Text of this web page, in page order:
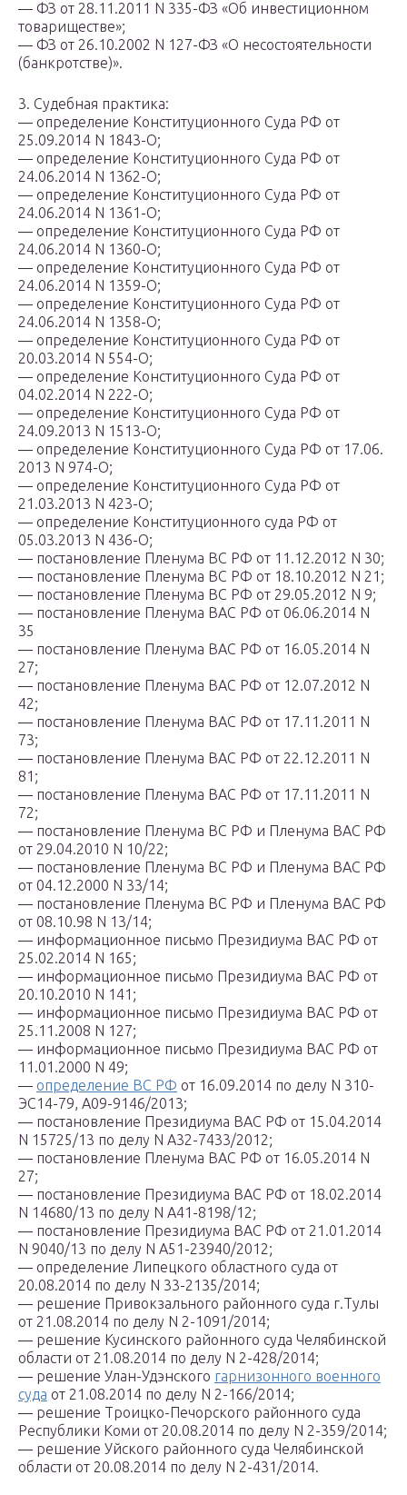
— ФЗ от 28.11.2011 N 335-ФЗ «Об инвестиционном
товариществе»;
— ФЗ от 26.10.2002 N 127-ФЗ «О несостоятельности
(банкротстве)».
3. Судебная практика:
— определение Конституционного Суда РФ от
25.09.2014 N 1843-О;
— определение Конституционного Суда РФ от
24.06.2014 N 1362-О;
— определение Конституционного Суда РФ от
24.06.2014 N 1361-О;
— определение Конституционного Суда РФ от
24.06.2014 N 1360-О;
— определение Конституционного Суда РФ от
24.06.2014 N 1359-О;
— определение Конституционного Суда РФ от
24.06.2014 N 1358-О;
— определение Конституционного Суда РФ от
20.03.2014 N 554-О;
— определение Конституционного Суда РФ от
04.02.2014 N 222-О;
— определение Конституционного Суда РФ от
24.09.2013 N 1513-О;
— определение Конституционного Суда РФ от 17.06.
2013 N 974-О;
— определение Конституционного Суда РФ от
21.03.2013 N 423-О;
— определение Конституционного суда РФ от
05.03.2013 N 436-О;
— постановление Пленума ВС РФ от 11.12.2012 N 30;
— постановление Пленума ВС РФ от 18.10.2012 N 21;
— постановление Пленума ВС РФ от 29.05.2012 N 9;
— постановление Пленума ВАС РФ от 06.06.2014 N
35
— постановление Пленума ВАС РФ от 16.05.2014 N
27;
— постановление Пленума ВАС РФ от 12.07.2012 N
42;
— постановление Пленума ВАС РФ от 17.11.2011 N
73;
— постановление Пленума ВАС РФ от 22.12.2011 N
81;
— постановление Пленума ВАС РФ от 17.11.2011 N
72;
— постановление Пленума ВС РФ и Пленума ВАС РФ
от 29.04.2010 N 10/22;
— постановление Пленума ВС РФ и Пленума ВАС РФ
от 04.12.2000 N 33/14;
— постановление Пленума ВС РФ и Пленума ВАС РФ
от 08.10.98 N 13/14;
— информационное письмо Президиума ВАС РФ от
25.02.2014 N 165;
— информационное письмо Президиума ВАС РФ от
20.10.2010 N 141;
— информационное письмо Президиума ВАС РФ от
25.11.2008 N 127;
— информационное письмо Президиума ВАС РФ от
11.01.2000 N 49;
— определение ВС РФ от 16.09.2014 по делу N 310-
ЭС14-79, А09-9146/2013;
— постановление Президиума ВАС РФ от 15.04.2014
N 15725/13 по делу N А32-7433/2012;
— постановление Пленума ВАС РФ от 16.05.2014 N
27;
— постановление Президиума ВАС РФ от 18.02.2014
N 14680/13 по делу N А41-8198/12;
— постановление Президиума ВАС РФ от 21.01.2014
N 9040/13 по делу N А51-23940/2012;
— определение Липецкого областного суда от
20.08.2014 по делу N 33-2135/2014;
— решение Привокзального районного суда г.Тулы
от 21.08.2014 по делу N 2-1091/2014;
— решение Кусинского районного суда Челябинской
области от 21.08.2014 по делу N 2-428/2014;
— решение Улан-Удэнского гарнизонного военного
суда от 21.08.2014 по делу N 2-166/2014;
— решение Троицко-Печорского районного суда
Республики Коми от 20.08.2014 по делу N 2-359/2014;
— решение Уйского районного суда Челябинской
области от 20.08.2014 по делу N 2-431/2014.